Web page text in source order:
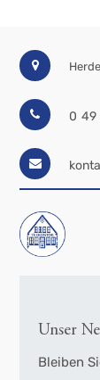
0 49
Unser
Bleiben